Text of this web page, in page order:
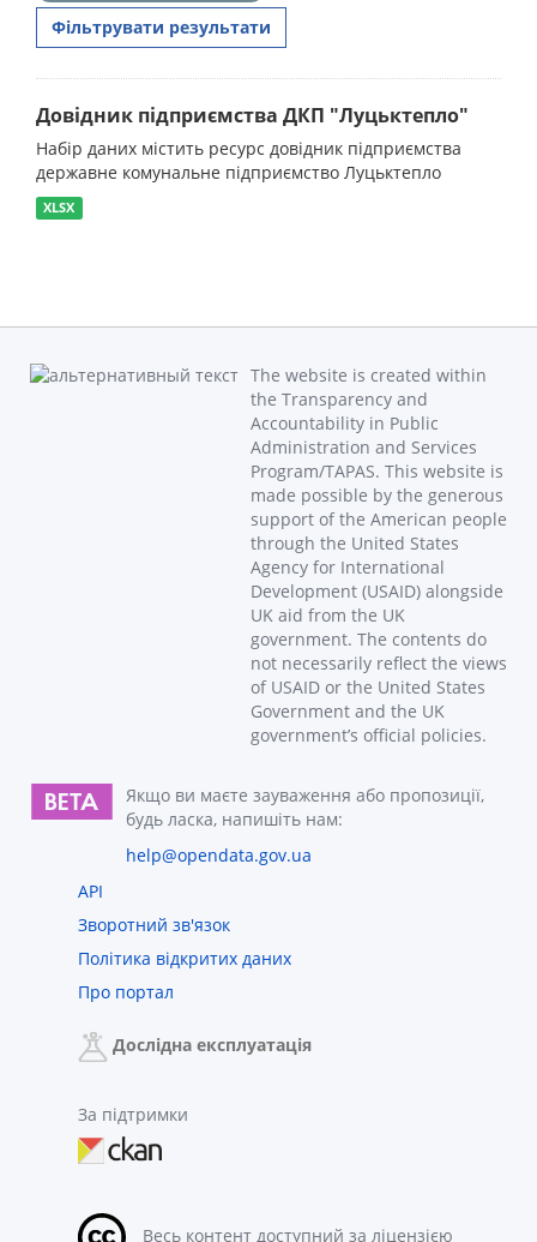
Фільтрувати результати
Довідник підприємства ДКП "Луцьктепло"
Набір даних містить ресурс довідник підприємства
державне комунальне підприємство Луцьктепло
XLSX
The website is created within
the Transparency and
Accountability in Public
Administration and Services
Program/TAPAS. This website is
made possible by the generous
support of the American people
through the United States
Agency for International
Development (USAID) alongside
UK aid from the UK
government. The contents do
not necessarily reflect the views
of USAID or the United States
Government and the UK
government’s official policies.
Якщо ви маєте зауваження або пропозиції,
будь ласка, напишіть нам:
help@opendata.gov.ua
API
Зворотний зв'язок
Політика відкритих даних
Про портал
Дослідна експлуатація
За підтримки
Весь контент доступний за ліцензією